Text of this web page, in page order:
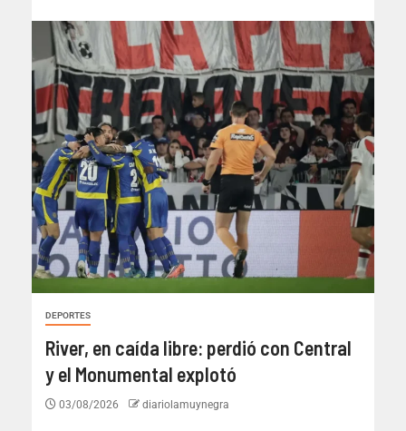
DEPORTES
River, en caída libre: perdió con Central
y el Monumental explotó
03/08/2026 diariolamuynegra